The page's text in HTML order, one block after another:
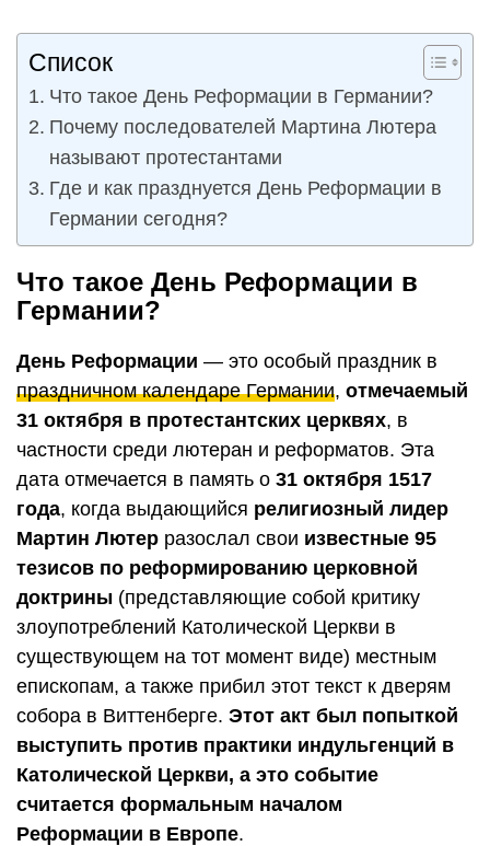
Список
Что такое День Реформации в Германии?
Почему последователей Мартина Лютера
называют протестантами
Где и как празднуется День Реформации в
Германии сегодня?
Что такое День Реформации в
Германии?
День Реформации — это особый праздник в
праздничном календаре Германии, отмечаемый
31 октября в протестантских церквях, в
частности среди лютеран и реформатов. Эта
дата отмечается в память о 31 октября 1517
года, когда выдающийся религиозный лидер
Мартин Лютер разослал свои известные 95
тезисов по реформированию церковной
доктрины (представляющие собой критику
злоупотреблений Католической Церкви в
существующем на тот момент виде) местным
епископам, а также прибил этот текст к дверям
собора в Виттенберге. Этот акт был попыткой
выступить против практики индульгенций в
Католической Церкви, а это событие
считается формальным началом
Реформации в Европе.